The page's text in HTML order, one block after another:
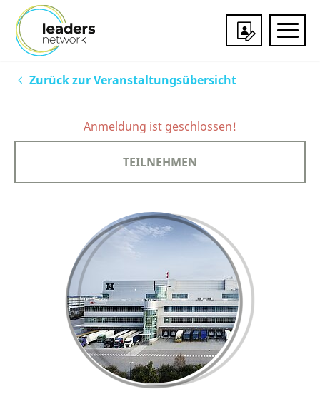
Über uns
Services & Partner
Impressionen
Zurück zur Veranstaltungsübersicht
Anmeldung ist geschlossen!
TEILNEHMEN